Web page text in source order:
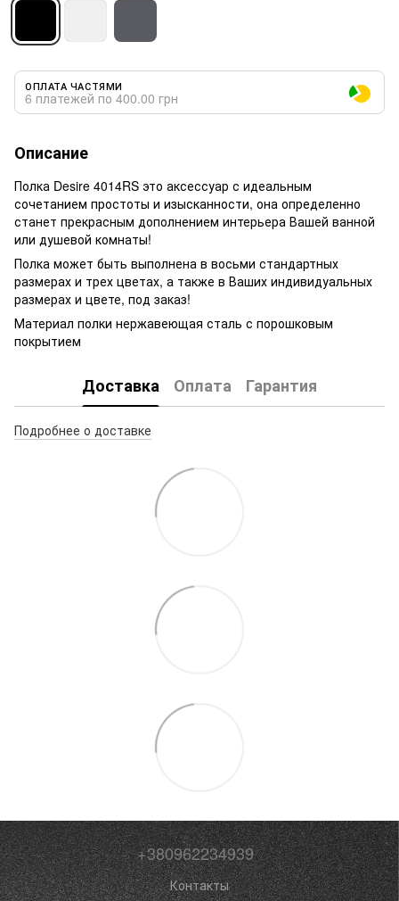
ОПЛАТА ЧАСТЯМИ
6 платежей по 400.00 грн
Описание
Полка Desire 4014RS это аксессуар с идеальным
сочетанием простоты и изысканности, она определенно
станет прекрасным дополнением интерьера Вашей ванной
или душевой комнаты!
Полка может быть выполнена в восьми стандартных
размерах и трех цветах, а также в Ваших индивидуальных
размерах и цвете, под заказ!
Материал полки нержавеющая сталь с порошковым
покрытием
Доставка Оплата Гарантия
Подробнее о доставке
+380962234939
Контакты